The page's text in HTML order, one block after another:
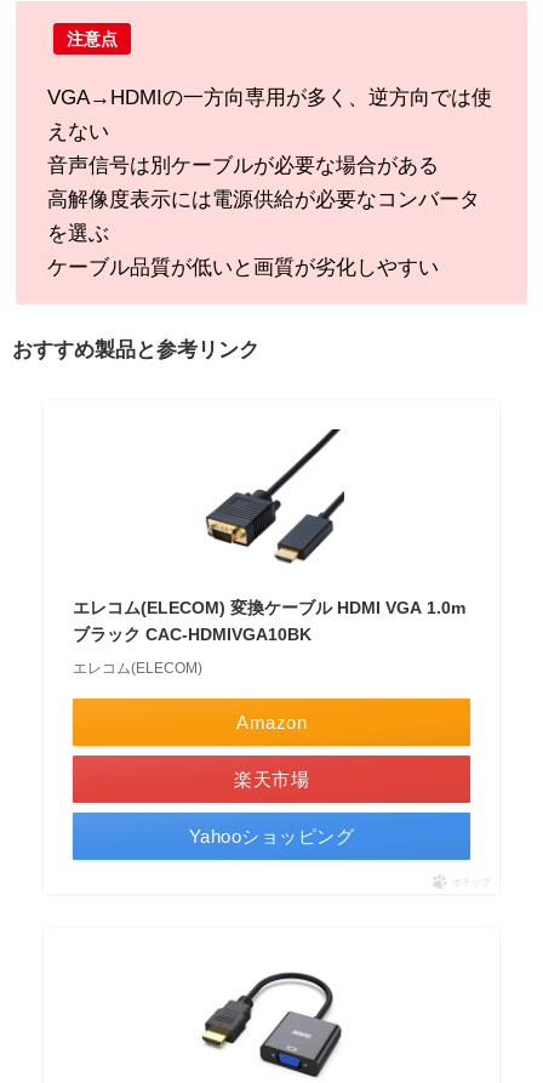
注意点
VGA→HDMIの一方向専用が多く、逆方向では使
えない
音声信号は別ケーブルが必要な場合がある
高解像度表示には電源供給が必要なコンバータ
を選ぶ
ケーブル品質が低いと画質が劣化しやすい
おすすめ製品と参考リンク
エレコム(ELECOM) 変換ケーブル HDMI VGA 1.0m
ブラック CAC-HDMIVGA10BK
エレコム(ELECOM)
Amazon
楽天市場
Yahooショッピング
ポチップ